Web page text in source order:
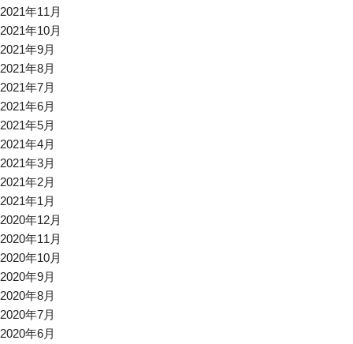
2021年11月
2021年10月
2021年9月
2021年8月
2021年7月
2021年6月
2021年5月
2021年4月
2021年3月
2021年2月
2021年1月
2020年12月
2020年11月
2020年10月
2020年9月
2020年8月
2020年7月
2020年6月